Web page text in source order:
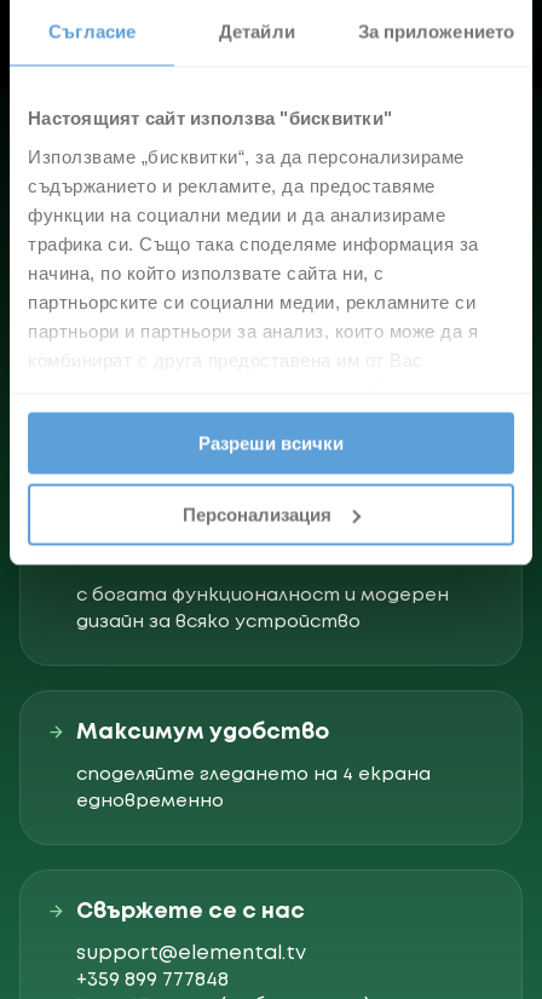
Съгласие Детайли За приложението
Настоящият сайт използва "бисквитки"
Използваме „бисквитки“, за да персонализираме
съдържанието и рекламите, да предоставяме
функции на социални медии и да анализираме
трафика си. Също така споделяме информация за
начина, по който използвате сайта ни, с
партньорските си социални медии, рекламните си
партньори и партньори за анализ, които може да я
комбинират с друга предоставена им от Вас
ползването от Ваша страна на услугите им.
Разреши всички
Персонализация
Вашата телевизия,
но с повече възможности
С Elemental.TV получавате:
90 канала и допълнителни пакети
по избор
(4 HD TV канала), WORLD (15 TV канала (4
HD)) и Special (25 TV канала)
Съвременни приложения
с богата функционалност и модерен
дизайн за всяко устройство
Максимум удобство
споделяйте гледането на 4 екрана
едновременно
Свържете се с нас
support@elemental.tv
+359 899 777848